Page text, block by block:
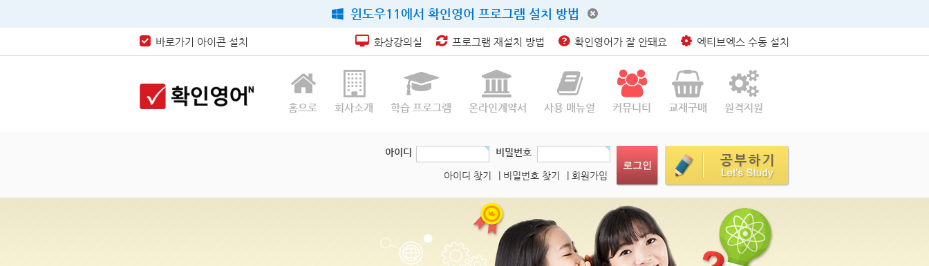
윈도우11에서 확인영어 프로그램 설치 방법
바로가기 아이콘 설치 화상강의실 프로그램 재설치 방법 확인영어가 잘 안돼요 엑티브엑스 수동 설치
홈으로 회사소개 학습 프로그램 온라인계약서 사용 매뉴얼 커뮤니티 교재구매 원격지원
아이디 비밀번호
아이디 찾기 | 비밀번호 찾기 | 회원가입